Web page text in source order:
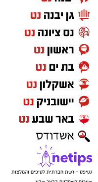
נטיפס - רשת חברתית לטיפים והמלצות